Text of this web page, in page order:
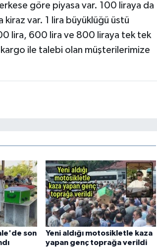
göre piyasa var. 100 liraya da
var. 1 lira büyüklüğü üstü
lira, 600 lira ve 800 liraya tek tek
ile talebi olan müşterilerimize
son
Yeni aldığı motosikletle kaza
yapan genç toprağa verildi